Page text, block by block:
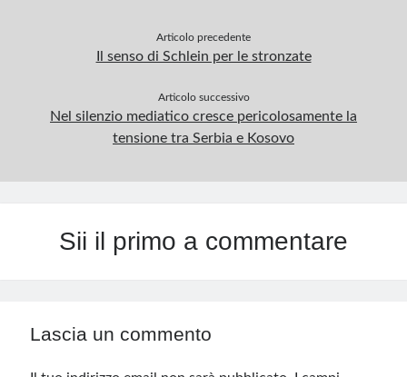
Articolo precedente
Il senso di Schlein per le stronzate
Articolo successivo
Nel silenzio mediatico cresce pericolosamente la
tensione tra Serbia e Kosovo
Sii il primo a commentare
Lascia un commento